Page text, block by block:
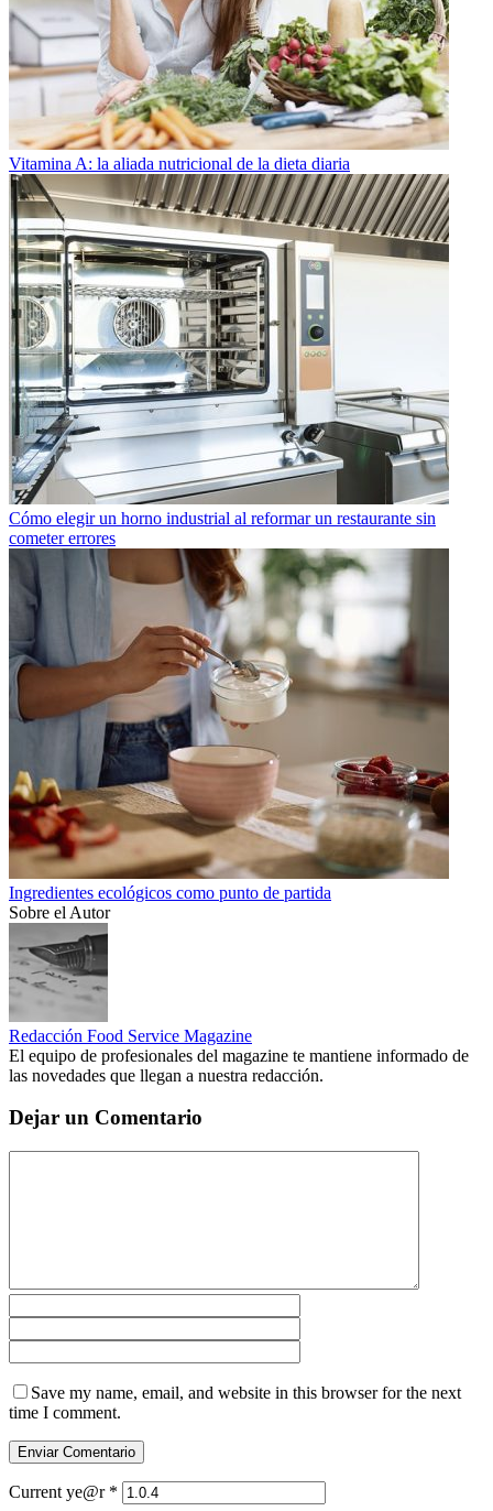
Vitamina A: la aliada nutricional de la dieta diaria
Cómo elegir un horno industrial al reformar un restaurante sin
cometer errores
Ingredientes ecológicos como punto de partida
Sobre el Autor
Redacción Food Service Magazine
El equipo de profesionales del magazine te mantiene informado de
las novedades que llegan a nuestra redacción.
Dejar un Comentario
Save my name, email, and website in this browser for the next
time I comment.
Current ye@r *